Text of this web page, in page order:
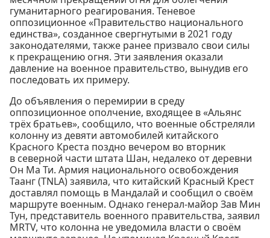
гуманитарного реагирования. Теневое
оппозиционное «Правительство национального
единства», созданное свергнутыми в 2021 году
законодателями, также ранее призвало свои силы
к прекращению огня. Эти заявления оказали
давление на военное правительство, вынудив его
последовать их примеру.
До объявления о перемирии в среду
оппозиционное ополчение, входящее в «Альянс
трёх братьев», сообщило, что военные обстреляли
колонну из девяти автомобилей китайского
Красного Креста поздно вечером во вторник
в северной части штата Шан, недалеко от деревни
Он Ма Ти. Армия национального освобождения
Таанг (TNLA) заявила, что китайский Красный Крест
доставлял помощь в Мандалай и сообщил о своём
маршруте военным. Однако генерал-майор Зав Мин
Тун, представитель военного правительства, заявил
MRTV, что колонна не уведомила власти о своём